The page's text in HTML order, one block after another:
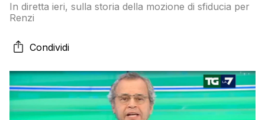
In diretta ieri, sulla storia della mozione di sfiducia per
Renzi
Condividi